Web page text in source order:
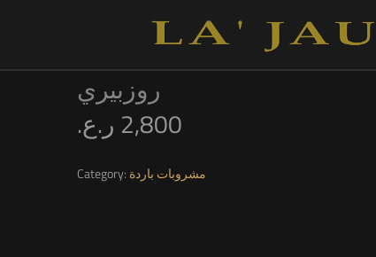
روزبيري
2,800 ر.ع.
Category: مشروبات باردة